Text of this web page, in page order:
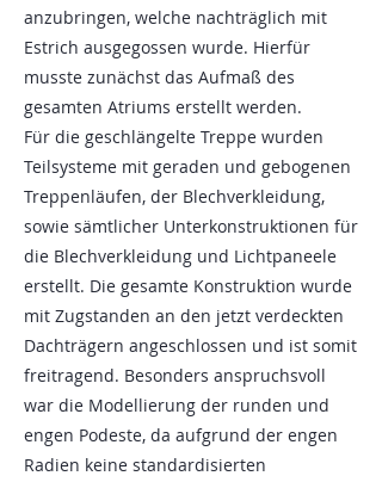
anzubringen, welche nachträglich mit
Estrich ausgegossen wurde. Hierfür
musste zunächst das Aufmaß des
gesamten Atriums erstellt werden.
Für die geschlängelte Treppe wurden
Teilsysteme mit geraden und gebogenen
Treppenläufen, der Blechverkleidung,
sowie sämtlicher Unterkonstruktionen für
die Blechverkleidung und Lichtpaneele
erstellt. Die gesamte Konstruktion wurde
mit Zugstanden an den jetzt verdeckten
Dachträgern angeschlossen und ist somit
freitragend. Besonders anspruchsvoll
war die Modellierung der runden und
engen Podeste, da aufgrund der engen
Radien keine standardisierten